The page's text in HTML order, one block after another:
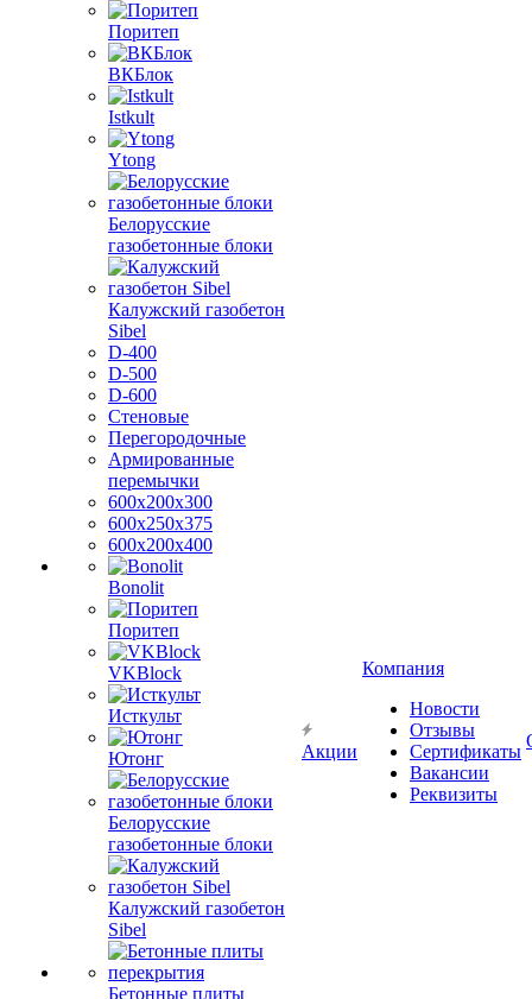
Поритеп
ВКБлок
Istkult
Ytong
Белорусские
газобетонные блоки
Калужский газобетон
Sibel
D-400
D-500
D-600
Стеновые
Перегородочные
Армированные
перемычки
600х200х300
600х250х375
600х200х400
Bonolit
Поритеп
VKBlock
Исткульт
Ютонг
Белорусские
газобетонные блоки
Калужский газобетон
Sibel
Бетонные плиты
Акции
Компания
Новости
Отзывы
Сертификаты
Вакансии
Реквизиты